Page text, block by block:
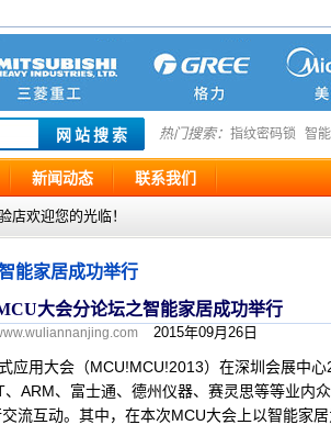
热门搜索： 指纹密码锁 智
新闻动态 联系我们
店欢迎您的光临！
能家居成功举行
大会分论坛之智能家居成功举行
2015年09月26日
用大会（MCU!MCU!2013）在深圳会展中心
ARM、富士通、德州仪器、赛灵思等等业内
流互动。其中，在本次MCU大会上以智能家